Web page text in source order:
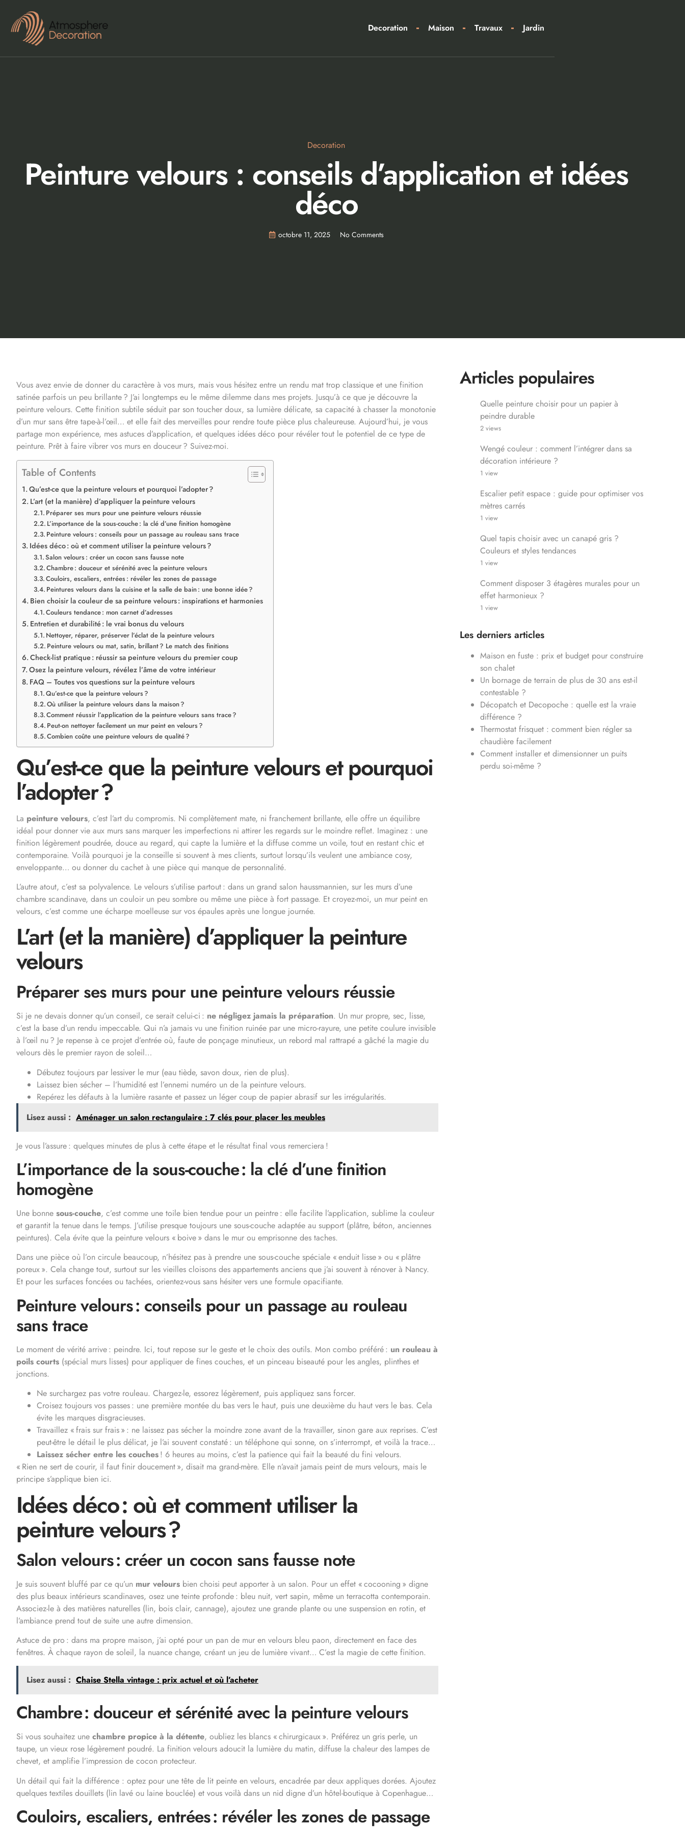
Decoration Maison Travaux Jardin
Decoration
Peinture velours : conseils d’application et idées
déco
octobre 11, 2025 No Comments
Vous avez envie de donner du caractère à vos murs, mais vous hésitez entre un rendu mat trop classique et une finition
satinée parfois un peu brillante ? J’ai longtemps eu le même dilemme dans mes projets. Jusqu’à ce que je découvre la
peinture velours. Cette finition subtile séduit par son toucher doux, sa lumière délicate, sa capacité à chasser la monotonie
d’un mur sans être tape-à-l’œil… et elle fait des merveilles pour rendre toute pièce plus chaleureuse. Aujourd’hui, je vous
partage mon expérience, mes astuces d’application, et quelques idées déco pour révéler tout le potentiel de ce type de
peinture. Prêt à faire vibrer vos murs en douceur ? Suivez-moi.
Table of Contents
Qu’est-ce que la peinture velours et pourquoi l’adopter ?
L’art (et la manière) d’appliquer la peinture velours
Préparer ses murs pour une peinture velours réussie
L’importance de la sous-couche : la clé d’une finition homogène
Peinture velours : conseils pour un passage au rouleau sans trace
Idées déco : où et comment utiliser la peinture velours ?
Salon velours : créer un cocon sans fausse note
Chambre : douceur et sérénité avec la peinture velours
Couloirs, escaliers, entrées : révéler les zones de passage
Peintures velours dans la cuisine et la salle de bain : une bonne idée ?
Bien choisir la couleur de sa peinture velours : inspirations et harmonies
Couleurs tendance : mon carnet d’adresses
Entretien et durabilité : le vrai bonus du velours
Nettoyer, réparer, préserver l’éclat de la peinture velours
Peinture velours ou mat, satin, brillant ? Le match des finitions
Check-list pratique : réussir sa peinture velours du premier coup
Osez la peinture velours, révélez l’âme de votre intérieur
FAQ – Toutes vos questions sur la peinture velours
Qu’est-ce que la peinture velours ?
Où utiliser la peinture velours dans la maison ?
Comment réussir l’application de la peinture velours sans trace ?
Peut-on nettoyer facilement un mur peint en velours ?
Combien coûte une peinture velours de qualité ?
Qu’est-ce que la peinture velours et pourquoi
l’adopter ?
La peinture velours, c’est l’art du compromis. Ni complètement mate, ni franchement brillante, elle offre un équilibre
idéal pour donner vie aux murs sans marquer les imperfections ni attirer les regards sur le moindre reflet. Imaginez : une
finition légèrement poudrée, douce au regard, qui capte la lumière et la diffuse comme un voile, tout en restant chic et
contemporaine. Voilà pourquoi je la conseille si souvent à mes clients, surtout lorsqu’ils veulent une ambiance cosy,
enveloppante… ou donner du cachet à une pièce qui manque de personnalité.
L’autre atout, c’est sa polyvalence. Le velours s’utilise partout : dans un grand salon haussmannien, sur les murs d’une
chambre scandinave, dans un couloir un peu sombre ou même une pièce à fort passage. Et croyez-moi, un mur peint en
velours, c’est comme une écharpe moelleuse sur vos épaules après une longue journée.
L’art (et la manière) d’appliquer la peinture
velours
Préparer ses murs pour une peinture velours réussie
Si je ne devais donner qu’un conseil, ce serait celui-ci : ne négligez jamais la préparation. Un mur propre, sec, lisse,
c’est la base d’un rendu impeccable. Qui n’a jamais vu une finition ruinée par une micro-rayure, une petite coulure invisible
à l’œil nu ? Je repense à ce projet d’entrée où, faute de ponçage minutieux, un rebord mal rattrapé a gâché la magie du
velours dès le premier rayon de soleil…
Débutez toujours par lessiver le mur (eau tiède, savon doux, rien de plus).
Laissez bien sécher – l’humidité est l’ennemi numéro un de la peinture velours.
Repérez les défauts à la lumière rasante et passez un léger coup de papier abrasif sur les irrégularités.
Lisez aussi : Aménager un salon rectangulaire : 7 clés pour placer les meubles
Je vous l’assure : quelques minutes de plus à cette étape et le résultat final vous remerciera !
L’importance de la sous-couche : la clé d’une finition
homogène
Une bonne sous-couche, c’est comme une toile bien tendue pour un peintre : elle facilite l’application, sublime la couleur
et garantit la tenue dans le temps. J’utilise presque toujours une sous-couche adaptée au support (plâtre, béton, anciennes
peintures). Cela évite que la peinture velours « boive » dans le mur ou emprisonne des taches.
Dans une pièce où l’on circule beaucoup, n’hésitez pas à prendre une sous-couche spéciale « enduit lisse » ou « plâtre
poreux ». Cela change tout, surtout sur les vieilles cloisons des appartements anciens que j’ai souvent à rénover à Nancy.
Et pour les surfaces foncées ou tachées, orientez-vous sans hésiter vers une formule opacifiante.
Peinture velours : conseils pour un passage au rouleau
sans trace
Le moment de vérité arrive : peindre. Ici, tout repose sur le geste et le choix des outils. Mon combo préféré : un rouleau à
poils courts (spécial murs lisses) pour appliquer de fines couches, et un pinceau biseauté pour les angles, plinthes et
jonctions.
Ne surchargez pas votre rouleau. Chargez-le, essorez légèrement, puis appliquez sans forcer.
Croisez toujours vos passes : une première montée du bas vers le haut, puis une deuxième du haut vers le bas. Cela
évite les marques disgracieuses.
Travaillez « frais sur frais » : ne laissez pas sécher la moindre zone avant de la travailler, sinon gare aux reprises. C’est
peut-être le détail le plus délicat, je l’ai souvent constaté : un téléphone qui sonne, on s’interrompt, et voilà la trace…
Laissez sécher entre les couches! 6 heures au moins, c’est la patience qui fait la beauté du fini velours.
« Rien ne sert de courir, il faut finir doucement », disait ma grand-mère. Elle n’avait jamais peint de murs velours, mais le
principe s’applique bien ici.
Idées déco : où et comment utiliser la
peinture velours ?
Salon velours : créer un cocon sans fausse note
Je suis souvent bluffé par ce qu’un mur velours bien choisi peut apporter à un salon. Pour un effet « cocooning » digne
des plus beaux intérieurs scandinaves, osez une teinte profonde : bleu nuit, vert sapin, même un terracotta contemporain.
Associez-le à des matières naturelles (lin, bois clair, cannage), ajoutez une grande plante ou une suspension en rotin, et
l’ambiance prend tout de suite une autre dimension.
Astuce de pro : dans ma propre maison, j’ai opté pour un pan de mur en velours bleu paon, directement en face des
fenêtres. À chaque rayon de soleil, la nuance change, créant un jeu de lumière vivant… C’est la magie de cette finition.
Lisez aussi : Chaise Stella vintage : prix actuel et où l’acheter
Chambre : douceur et sérénité avec la peinture velours
Si vous souhaitez une chambre propice à la détente, oubliez les blancs « chirurgicaux ». Préférez un gris perle, un
taupe, un vieux rose légèrement poudré. La finition velours adoucit la lumière du matin, diffuse la chaleur des lampes de
chevet, et amplifie l’impression de cocon protecteur.
Un détail qui fait la différence : optez pour une tête de lit peinte en velours, encadrée par deux appliques dorées. Ajoutez
quelques textiles douillets (lin lavé ou laine bouclée) et vous voilà dans un nid digne d’un hôtel-boutique à Copenhague…
Couloirs, escaliers, entrées : révéler les zones de passage
Articles populaires
Quelle peinture choisir pour un papier à
peindre durable
2 views
Wengé couleur : comment l’intégrer dans sa
décoration intérieure ?
1 view
Escalier petit espace : guide pour optimiser vos
mètres carrés
1 view
Quel tapis choisir avec un canapé gris ?
Couleurs et styles tendances
1 view
Comment disposer 3 étagères murales pour un
effet harmonieux ?
1 view
Les derniers articles
Maison en fuste : prix et budget pour construire
son chalet
Un bornage de terrain de plus de 30 ans est-il
contestable ?
Décopatch et Decopoche : quelle est la vraie
différence ?
Thermostat frisquet : comment bien régler sa
chaudière facilement
Comment installer et dimensionner un puits
perdu soi-même ?